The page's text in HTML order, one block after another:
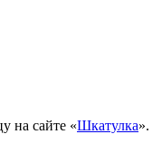
на сайте «Шкатулка».